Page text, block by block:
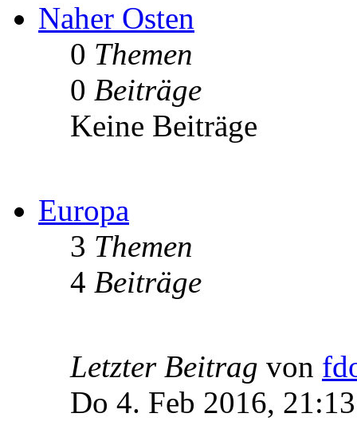
Naher Osten
0 Themen
0 Beiträge
Keine Beiträge
Europa
3 Themen
4 Beiträge
Letzter Beitrag von
Do 4. Feb 2016, 21:13